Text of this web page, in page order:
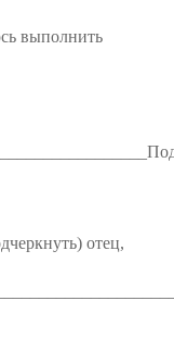
выполнить
отец,